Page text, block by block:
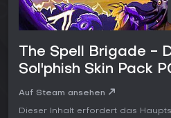
The Spell Brigade -
Sol'phish Skin Pack
Auf Steam ansehen
Dieser Inhalt erfordert das